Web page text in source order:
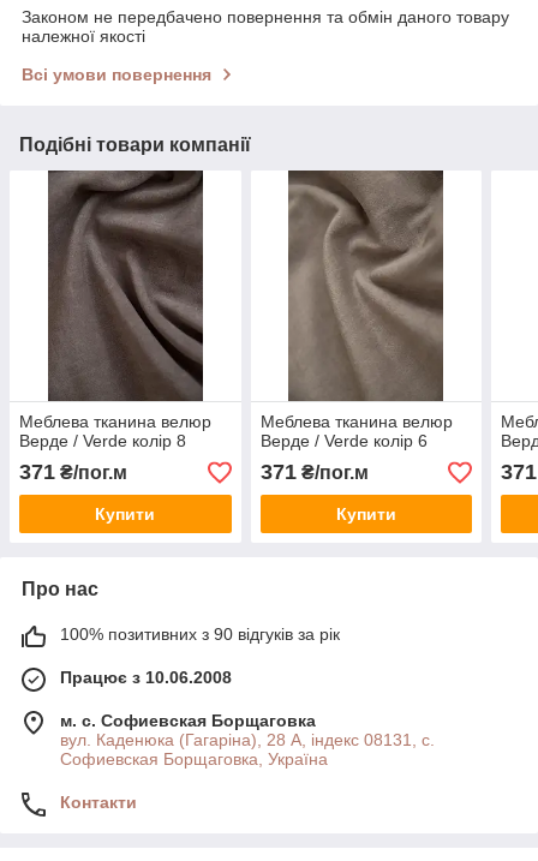
Законом не передбачено повернення та обмін даного товару
належної якості
Всі умови повернення
Подібні товари компанії
Меблева тканина велюр
Верде / Verde колір 8
371 ₴/пог.м
Купити
Меблева тканина велюр
Верде / Verde колір 6
371₴/пог.м
Купити
371
Про нас
100% позитивних з 90 відгуків за рік
Працює з 10.06.2008
м. с. Софиевская Борщаговка
вул. Каденюка (Гагаріна), 28 А, індекс 08131, с.
Софиевская Борщаговка, Україна
Контакти